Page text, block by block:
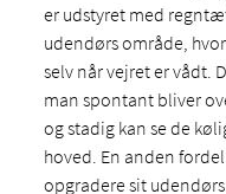
er udstyret med
udendørs område,
selv når vejret er vådt.
man spontant bliver
og stadig kan se de
hoved. En anden
opgradere sit